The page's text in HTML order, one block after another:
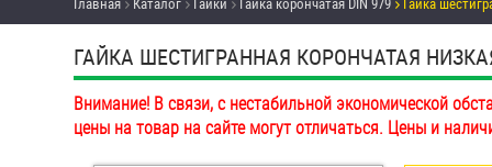
Анкеры
Антивандальный крепёж,
инструмент
Болты и винты
ГАЙКА ШЕСТИГРАННАЯ КОРОНЧАТАЯ
Внимание! В связи, с нестабильной экономической
цены на товар на сайте могут отличаться. Цены и